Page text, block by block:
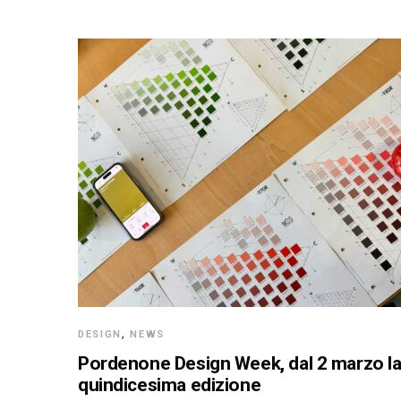
DESIGN ,NEWS
Pordenone Design Week, dal 2 marzo la
quindicesima edizione